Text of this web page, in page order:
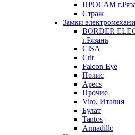
ПРОСАМ
Страж
Замки
BORDER
г.Рязань
CISA
Crit
Falcon Eye
Полис
Apecs
Прочие
Viro, Италия
Булат
Tantos
Armadillo